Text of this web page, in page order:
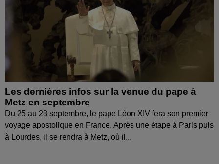
Les dernières infos sur la venue du pape à
Metz en septembre
Du 25 au 28 septembre, le pape Léon XIV fera son premier
voyage apostolique en France. Après une étape à Paris puis
à Lourdes, il se rendra à Metz, où il...